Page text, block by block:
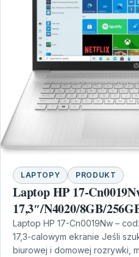
LAPTOPY PRODUKT
Laptop HP 17-
17,3″/N4020/8GB/
Laptop HP 17-Cn0019Nw –
17,3-calowym ekranie Jeśli
biurowej i domowej rozrywki,